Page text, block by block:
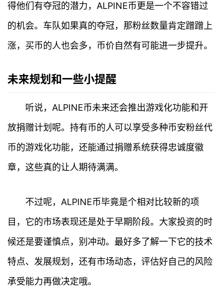
行
情
专
百
得他们有夺冠的潜力，ALPINE币更是一个不容错过
的机会。车队如果真的夺冠，那粉丝数量肯定蹭蹭上
涨，买币的人也会多，币价自然有可能进一步提升。
未来规划和一些小提醒
听说，ALPINE币未来还会推出游戏化功能和开
放捐赠计划呢。持有币的人可以享受多种币安粉丝代
币的游戏化功能，还能通过捐赠系统获得忠诚度徽
章，这些真的让人期待满满。
不过呢，ALPINE币毕竟是个相对比较新的项
目，它的市场表现还是处于早期阶段。大家投资的时
候还是要谨慎点，别冲动。最好多了解一下它的技术
特点、发展规划，还有市场动态，评估好自己的风险
承受能力再做决定哦。